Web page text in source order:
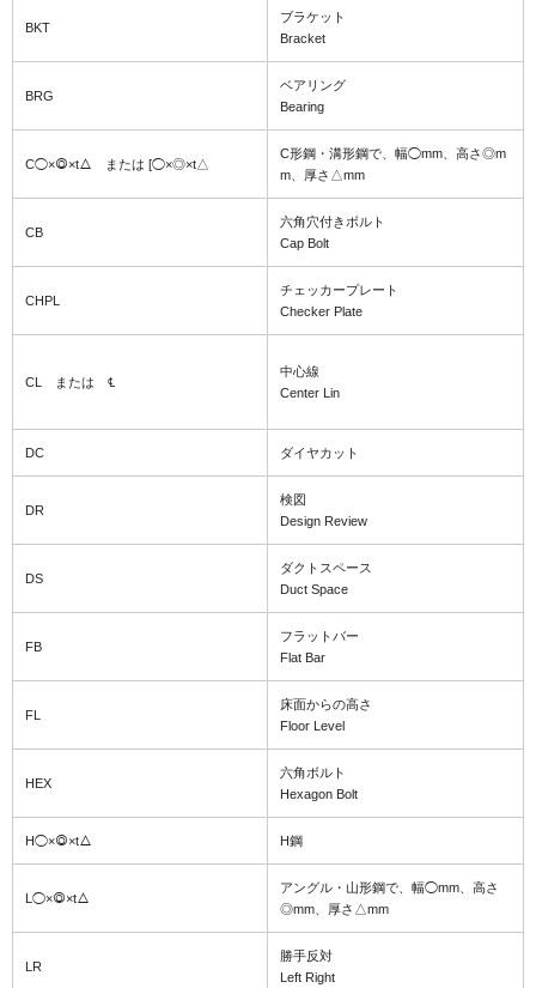
BKT
ブラケット
Bracket
BRG
ベアリング
Bearing
C◯×◎×t△ または [◯×◎×t△
C形鋼・溝形鋼で、幅◯mm、高さ◎m
m、厚さ△mm
CB
六角穴付きボルト
Cap Bolt
CHPL
チェッカープレート
Checker Plate
CL または ℄
中心線
Center Lin
DC ダイヤカット
DR
検図
Design Review
DS
ダクトスペース
Duct Space
FB
フラットバー
Flat Bar
FL
床面からの高さ
Floor Level
HEX
六角ボルト
Hexagon Bolt
H◯×◎×t△ H鋼
L◯×◎×t△
アングル・山形鋼で、幅◯mm、高さ
◎mm、厚さ△mm
LR
勝手反対
Left Right